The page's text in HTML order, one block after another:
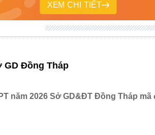
XEM CHI TIẾT
GD Đồng Tháp
năm 2026 Sở GD&ĐT Đồng Tháp mã